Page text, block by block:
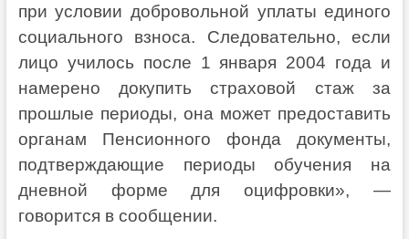
при условии добровольной уплаты единого
социального взноса. Следовательно, если
лицо училось после 1 января 2004 года и
намерено докупить страховой стаж за
прошлые периоды, она может предоставить
органам Пенсионного фонда документы,
подтверждающие периоды обучения на
дневной форме для оцифровки», —
говорится в сообщении.